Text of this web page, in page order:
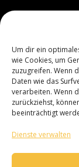
Um dir ein
wie Cookies, um
zuzugreifen. Wenn
Daten wie das
verarbeiten. Wenn
zurückziehst,
beeinträchtigt
Dienste verwalten
Limmerstr. 81
30451
Telefon: +49
E‑Mail:
...oder
Mo.-Fr.: